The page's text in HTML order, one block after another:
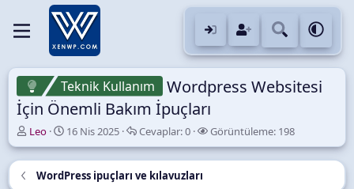
Teknik Kullanım
Wordpress Websitesi
İçin Önemli Bakım İpuçları
K
o
n
Leo
B
a
ş
l
16 Nis 2025 Cevaplar:C
e
v
a
0 Görüntüleme: G
ö
r
198
WordPress ipuçları ve kılavuzları